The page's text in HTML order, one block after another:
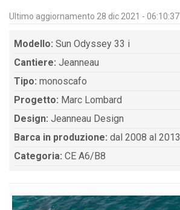
Ultimo aggiornamento 28 dic 2021 - 06:10:37
Modello: Sun Odyssey 33 i
Cantiere: Jeanneau
Tipo: monoscafo
Progetto: Marc Lombard
Design: Jeanneau Design
Barca in produzione:
dal 2008 al 2013
Categoria: CE A6/B8